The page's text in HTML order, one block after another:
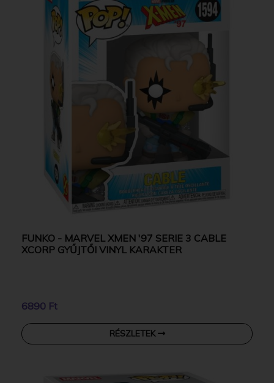
FUNKO - MARVEL XMEN '97 SERIE 3 CABLE
XCORP GYŰJTŐI VINYL KARAKTER
6890 Ft
RÉSZLETEK